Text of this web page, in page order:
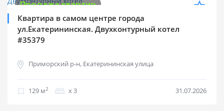
Продажа квартир
Квартира в самом центре города
ул.Екатерининская. Двухконтурный котел
#35379
Приморский р-н, Екатерининская улица
129 м2 х 3 31.07.2026